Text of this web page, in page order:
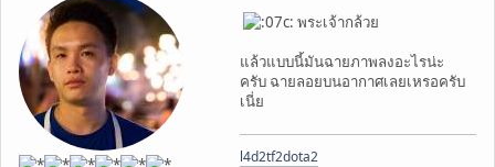
พระเจ้ากล้วย
แล้วแบบนี้มันฉายภาพลงอะไรน่ะ
ครับ ฉายลอยบนอากาศเลยเหรอครับ
เนี่ย
l4d2tf2dota2